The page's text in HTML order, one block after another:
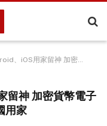
留神 加密貨幣電子錢包陷阱瞄準中國用家
留神 加密貨幣電子
用家